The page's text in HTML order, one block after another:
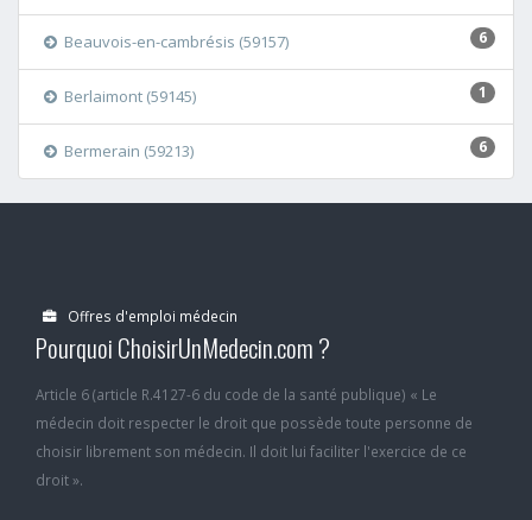
6
Beauvois-en-cambrésis (59157)
1
Berlaimont (59145)
6
Bermerain (59213)
Offres d'emploi médecin
Pourquoi ChoisirUnMedecin.com ?
Article 6 (article R.4127-6 du code de la santé publique) « Le
médecin doit respecter le droit que possède toute personne de
choisir librement son médecin. Il doit lui faciliter l'exercice de ce
droit ».